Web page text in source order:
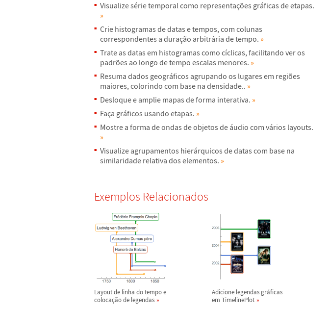
Visualize série temporal como representações gráficas de etapas.
»
Crie histogramas de datas e tempos, com colunas
correspondentes a duração arbitrária de tempo. »
Trate as datas em histogramas como cíclicas, facilitando ver os
padrões ao longo de tempo escalas menores. »
Resuma dados geográficos agrupando os lugares em regiões
maiores, colorindo com base na densidade.. »
Desloque e amplie mapas de forma interativa. »
Faça gráficos usando etapas. »
Mostre a forma de ondas de objetos de áudio com vários layouts.
»
Visualize agrupamentos hierárquicos de datas com base na
similaridade relativa dos elementos. »
Exemplos Relacionados
Layout de linha do tempo e
colocação de legendas
Adicione legendas gráficas
em TimelinePlot